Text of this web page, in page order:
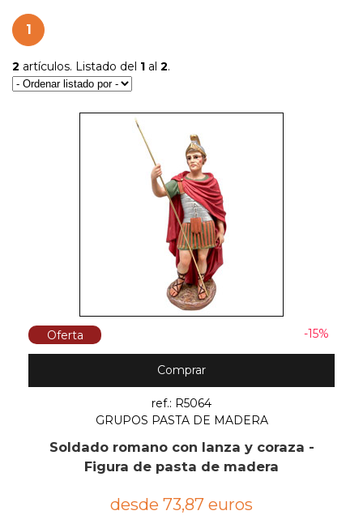
1
2 artículos. Listado del 1 al 2.
Oferta -15%
Comprar
ref.: R5064
GRUPOS PASTA DE MADERA
Soldado romano con lanza y coraza -
Figura de pasta de madera
desde 73,87 euros